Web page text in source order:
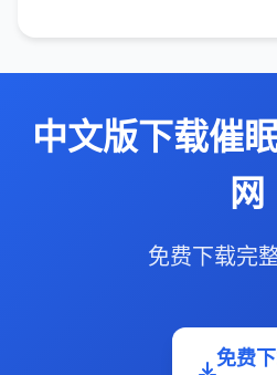
中文版下载催
网
免费下载完
免费